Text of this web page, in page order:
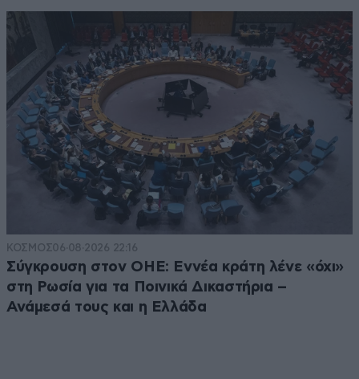
ΚΟΣΜΟΣ06·08·2026 22:16
Σύγκρουση στον ΟΗΕ: Εννέα κράτη λένε «όχι»
στη Ρωσία για τα Ποινικά Δικαστήρια –
Ανάμεσά τους και η Ελλάδα